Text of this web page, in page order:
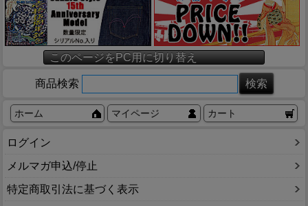
このページをPC用に切り替え
商品検索
ホーム マイページ カート
ログイン
メルマガ申込/停止
特定商取引法に基づく表示